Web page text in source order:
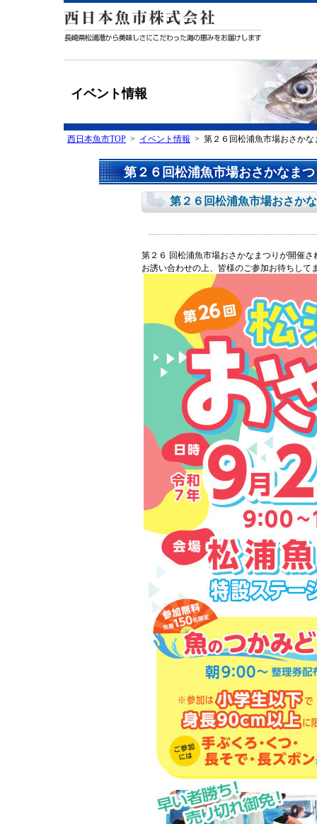
イベント情報
西日本魚市TOP > イベント情報 > 第２６回松浦魚市場おさかな
第２６回松浦魚市場おさかなま
第２６回松浦魚市場おさか
第２６ 回松浦魚市場おさかなまつりが開催さ
お誘い合わせの上、皆様のご参加お待ちして